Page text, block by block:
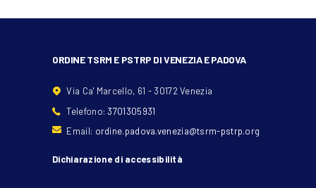
ORDINE TSRM E PSTRP DI VENEZIA E PADOVA
Via Ca' Marcello, 61 - 30172 Venezia
Telefono:3701305931
Email: ordine.padova.venezia@tsrm-pstrp.org
Dichiarazione di accessibilità